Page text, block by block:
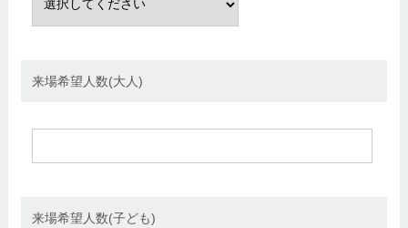
来場希望人数(大人)
来場希望人数(子ども)